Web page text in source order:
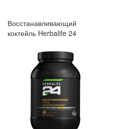
Восстанавливающий
коктейль Herbalife 24